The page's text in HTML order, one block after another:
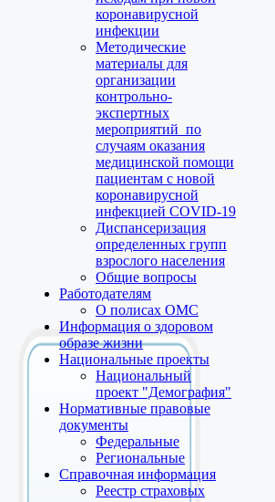
коронавирусной
инфекции
Методические
материалы для
организации
контрольно-
экспертных
мероприятий по
случаям оказания
медицинской помощи
пациентам с новой
коронавирусной
инфекцией COVID-19
Диспансеризация
определенных групп
взрослого населения
Общие вопросы
Работодателям
О полисах ОМС
Информация о здоровом
образе жизни
Национальные проекты
Национальный
проект "Демография"
Нормативные правовые
документы
Федеральные
Региональные
Справочная информация
Реестр страховых